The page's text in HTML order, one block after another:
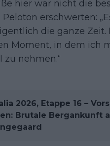
hier war nicht die
erschwerten:
die ganze Zeit.
Moment, in dem ich
zu nehmen.“
2026, Etappe 16 –
Brutale Bergankunft